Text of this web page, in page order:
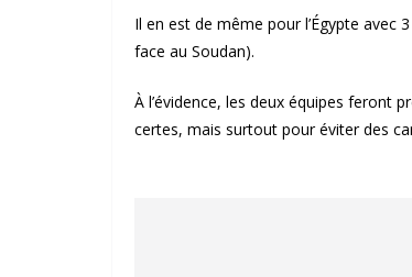
Il en est de même pour l’Égypte
face au Soudan).
À l’évidence, les deux équipes feront
certes, mais surtout pour éviter des